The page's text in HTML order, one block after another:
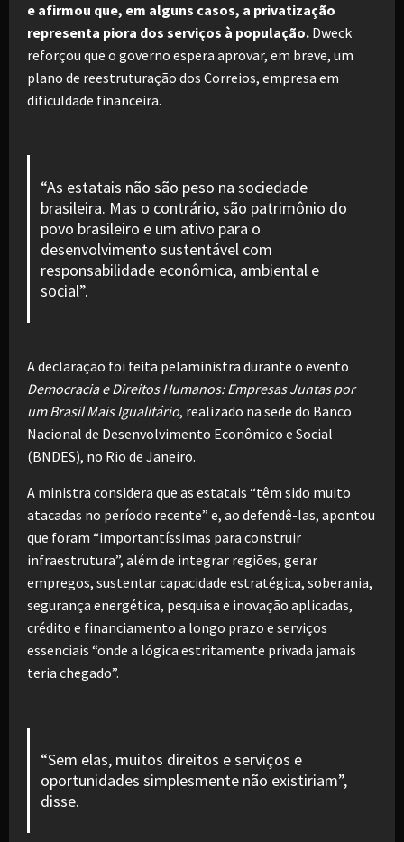
e afirmou que, em alguns casos, a privatização
representa piora dos serviços à população. Dweck
reforçou que o governo espera aprovar, em breve, um
plano de reestruturação dos Correios, empresa em
dificuldade financeira.
“As estatais não são peso na sociedade
brasileira. Mas o contrário, são patrimônio do
povo brasileiro e um ativo para o
desenvolvimento sustentável com
responsabilidade econômica, ambiental e
social”.
A declaração foi feita pelaministra durante o evento
Democracia e Direitos Humanos: Empresas Juntas por
um Brasil Mais Igualitário, realizado na sede do Banco
Nacional de Desenvolvimento Econômico e Social
(BNDES), no Rio de Janeiro.
A ministra considera que as estatais “têm sido muito
atacadas no período recente” e, ao defendê-las, apontou
que foram “importantíssimas para construir
infraestrutura”, além de integrar regiões, gerar
empregos, sustentar capacidade estratégica, soberania,
segurança energética, pesquisa e inovação aplicadas,
crédito e financiamento a longo prazo e serviços
essenciais “onde a lógica estritamente privada jamais
teria chegado”.
“Sem elas, muitos direitos e serviços e
oportunidades simplesmente não existiriam”,
disse.